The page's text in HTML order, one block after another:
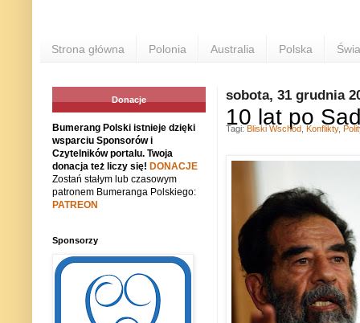
Strona główna Polonia Australia Polska
sobota, 31 grudnia
10 lat po
Tagi: Bliski Wschód Konflikty,
Donacje
Bumerang Polski istnieje dzięki
wsparciu Sponsorów i
Czytelników portalu. Twoja
donacja też liczy się! DONACJE
Zostań stałym lub czasowym
patronem Bumeranga Polskiego:
PATREON
Sponsorzy